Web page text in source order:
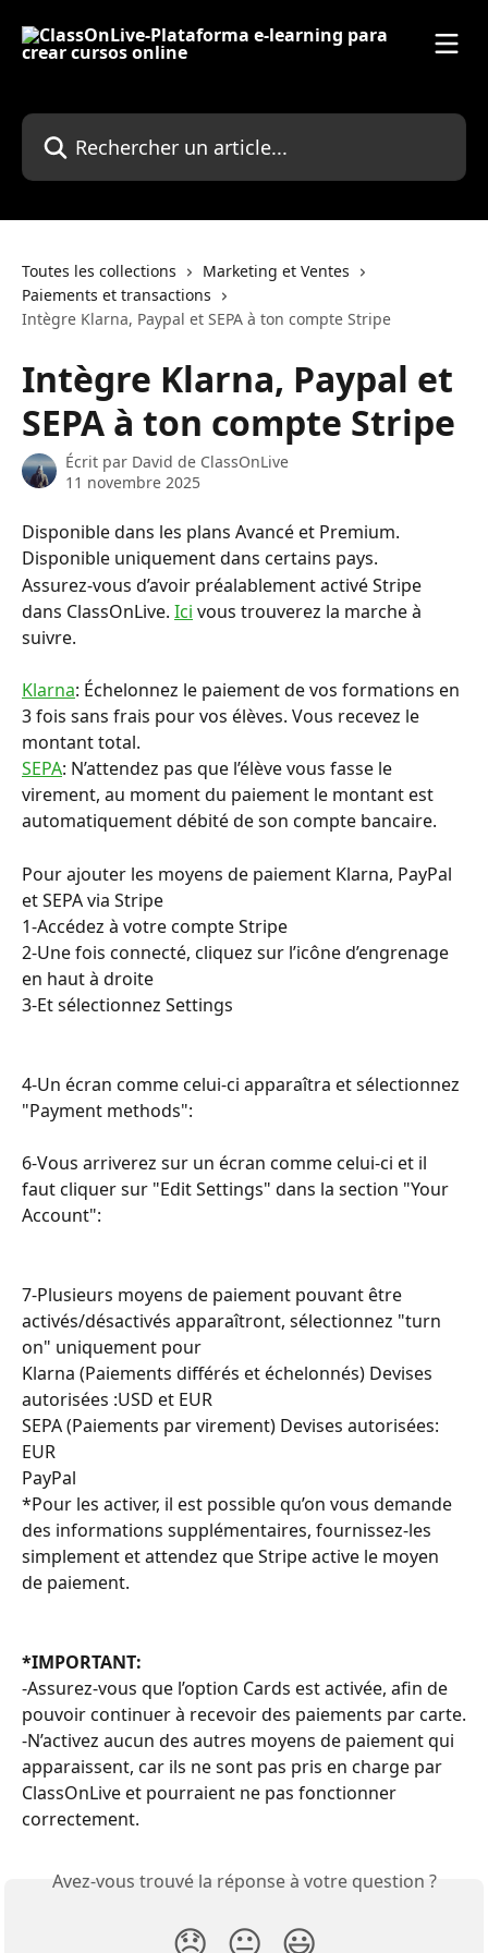
Rechercher un article...
Toutes les collections
Marketing et Ventes
Paiements et transactions
Intègre Klarna, Paypal et SEPA à ton compte Stripe
Intègre Klarna, Paypal et
SEPA à ton compte Stripe
Écrit par David de ClassOnLive
11 novembre 2025
Disponible dans les plans Avancé et Premium.
Disponible uniquement dans certains pays.
Assurez-vous d’avoir préalablement activé Stripe
dans ClassOnLive. Ici vous trouverez la marche à
suivre.
Klarna: Échelonnez le paiement de vos formations en
3 fois sans frais pour vos élèves. Vous recevez le
montant total.
SEPA: N’attendez pas que l’élève vous fasse le
virement, au moment du paiement le montant est
automatiquement débité de son compte bancaire.
Pour ajouter les moyens de paiement Klarna, PayPal
et SEPA via Stripe
1-Accédez à votre compte Stripe
2-Une fois connecté, cliquez sur l’icône d’engrenage
en haut à droite
3-Et sélectionnez Settings
4-Un écran comme celui-ci apparaîtra et sélectionnez
"Payment methods":
6-Vous arriverez sur un écran comme celui-ci et il
faut cliquer sur "Edit Settings" dans la section "Your
Account":
7-Plusieurs moyens de paiement pouvant être
activés/désactivés apparaîtront, sélectionnez "turn
on" uniquement pour
Klarna (Paiements différés et échelonnés) Devises
autorisées :USD et EUR
SEPA (Paiements par virement) Devises autorisées:
EUR
PayPal
*Pour les activer, il est possible qu’on vous demande
des informations supplémentaires, fournissez-les
simplement et attendez que Stripe active le moyen
de paiement.
*IMPORTANT:
-Assurez-vous que l’option Cards est activée, afin de
pouvoir continuer à recevoir des paiements par carte.
-N’activez aucun des autres moyens de paiement qui
apparaissent, car ils ne sont pas pris en charge par
ClassOnLive et pourraient ne pas fonctionner
correctement.
Avez-vous trouvé la réponse à votre question ?
😞 😐 😃